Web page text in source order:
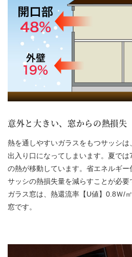
意外と大きい、窓からの熱損失
熱を通しやすいガラスをもつサッシ
出入り口になってしまいます。夏で
の熱が移動しています。省エネルギ
サッシの熱損失量を減らすことが必
ガラス窓は、熱還流率【U値】 0.8Ｗ/
窓です。